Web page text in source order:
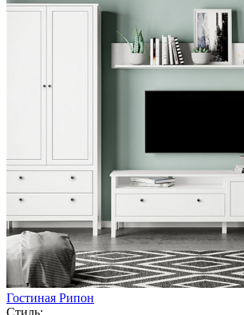
Гостиная Рипон
Стиль: